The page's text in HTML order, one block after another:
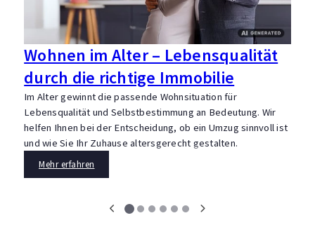
Wohnen im Alter – Lebensqualität
durch die richtige Immobilie
Im Alter gewinnt die passende Wohnsituation für
Lebensqualität und Selbstbestimmung an Bedeutung. Wir
helfen Ihnen bei der Entscheidung, ob ein Umzug sinnvoll ist
und wie Sie Ihr Zuhause altersgerecht gestalten.
Mehr erfahren